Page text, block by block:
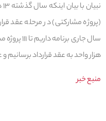
(پروژه مشارکتی) در مرحله عقد
هزار واحد به عقد قرارداد برسانیم
منبع خبر